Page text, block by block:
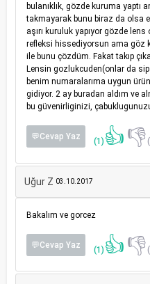
bulanıklık, gözde kuruma yaptı
takmayarak bunu biraz da olsa
aşırı kuruluk yapıyor gözde lens
refleksi hissediyorsun ama göz
ile bunu çözdüm. Fakat takıp
Lensin gozlukcuden(onlar da
benim numaralarıma uygun
gidiyor. 2 ay buradan aldım ve
bu güvenirliginizi,
💬Cevap Yaz (1) 👍👎
Uğur Z 03.10.2017
Bakalım ve gorcez
💬Cevap Yaz (1) 👍👎